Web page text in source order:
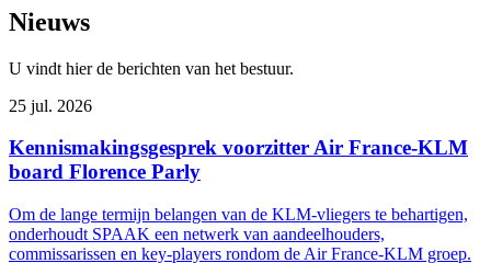
Nieuws
U vindt hier de berichten van het bestuur.
25 jul. 2026
Kennismakingsgesprek voorzitter Air France-KLM
board Florence Parly
Om de lange termijn belangen van de KLM-vliegers te behartigen,
onderhoudt SPAAK een netwerk van aandeelhouders,
commissarissen en key-players rondom de Air France-KLM groep.